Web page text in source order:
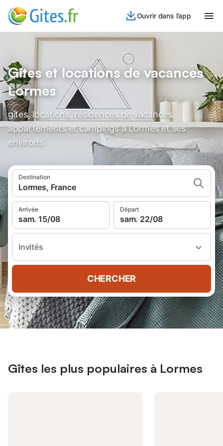
Ouvrir dans l’app
Gîtes et locations de vacances
Lormes
gîtes, locations, résidences de vacances,
appartements et campings à Lormes et ses
environs
Destination
Lormes, France
Arrivée
sam. 15/08
Départ
sam. 22/08
Invités
CHERCHER
Gîtes les plus populaires à Lormes